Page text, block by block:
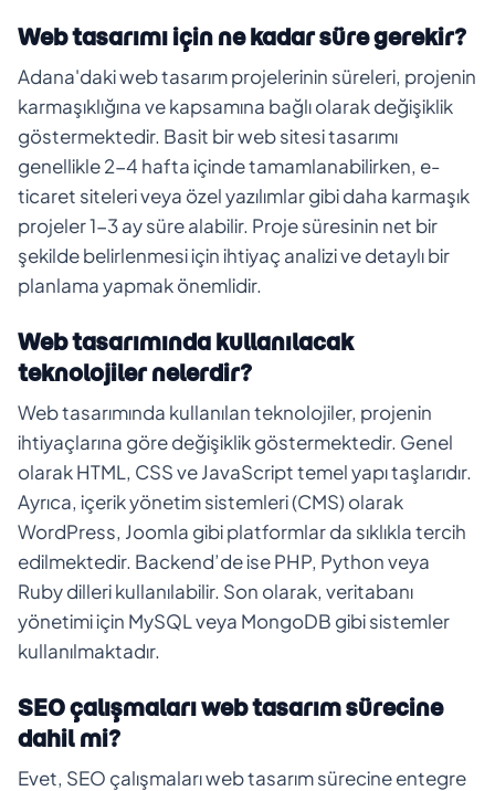
Web tasarımı için ne kadar süre gerekir?
Adana'daki web tasarım projelerinin süreleri, projenin
karmaşıklığına ve kapsamına bağlı olarak değişiklik
göstermektedir. Basit bir web sitesi tasarımı
genellikle 2-4 hafta içinde tamamlanabilirken, e-
ticaret siteleri veya özel yazılımlar gibi daha karmaşık
projeler 1-3 ay süre alabilir. Proje süresinin net bir
şekilde belirlenmesi için ihtiyaç analizi ve detaylı bir
planlama yapmak önemlidir.
Web tasarımında kullanılacak
teknolojiler nelerdir?
Web tasarımında kullanılan teknolojiler, projenin
ihtiyaçlarına göre değişiklik göstermektedir. Genel
olarak HTML, CSS ve JavaScript temel yapı taşlarıdır.
Ayrıca, içerik yönetim sistemleri (CMS) olarak
WordPress, Joomla gibi platformlar da sıklıkla tercih
edilmektedir. Backend’de ise PHP, Python veya
Ruby dilleri kullanılabilir. Son olarak, veritabanı
yönetimi için MySQL veya MongoDB gibi sistemler
kullanılmaktadır.
SEO çalışmaları web tasarım sürecine
dahil mi?
Evet, SEO çalışmaları web tasarım sürecine entegre